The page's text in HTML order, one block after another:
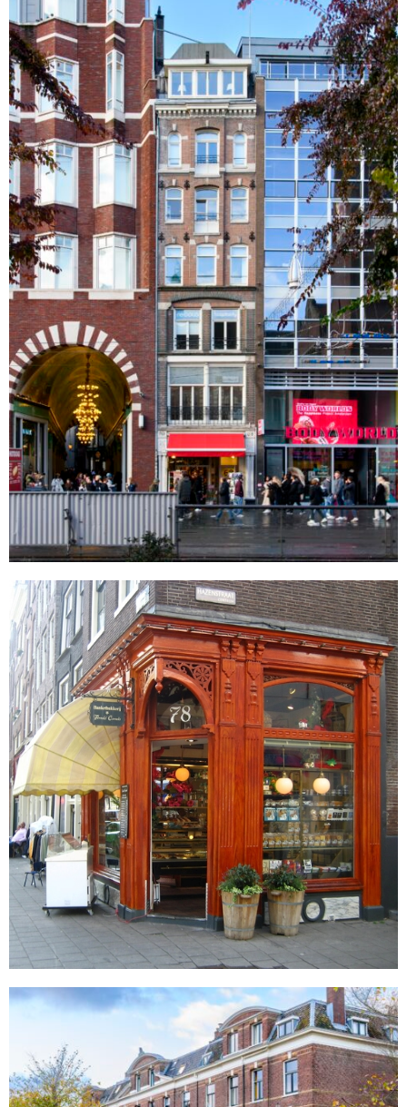
Damrak 68
Amsterdam
Elandsgracht 78
Amsterdam
Kozijnhout afbranden/reparatie
Kozijnhout schilderen
Daklijst schilderen
Voordeur schilderen
Hijsbalk schilderen
Gevelankers schilderen
Florapark
Amsterdam